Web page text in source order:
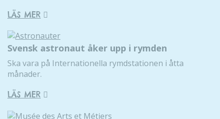
LÄS MER
Svensk astronaut åker upp i rymden
Ska vara på Internationella rymdstationen i åtta
månader.
LÄS MER